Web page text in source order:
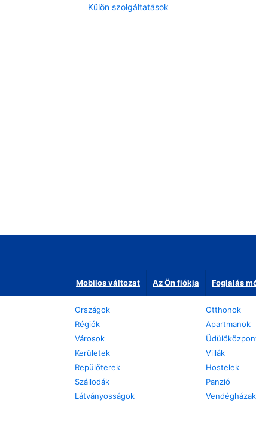
Külön szolgáltatások
Mobilos változat Az Ön fiókja Foglalás
Országok
Régiók
Városok
Kerületek
Repülőterek
Szállodák
Látványosságok
Otthonok
Apartmanok
Villák
Hostelek
Panzió
Vendégházak